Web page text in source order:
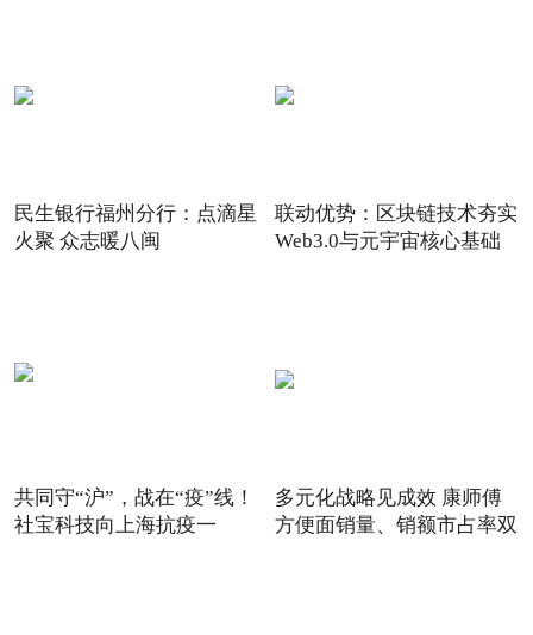
民生银行福州分行：点滴星
火聚 众志暖八闽
联动优势：区块链技术夯实
Web3.0与元宇宙核心基础
共同守“沪”，战在“疫”线！
社宝科技向上海抗疫一
多元化战略见成效 康师傅
方便面销量、销额市占率双